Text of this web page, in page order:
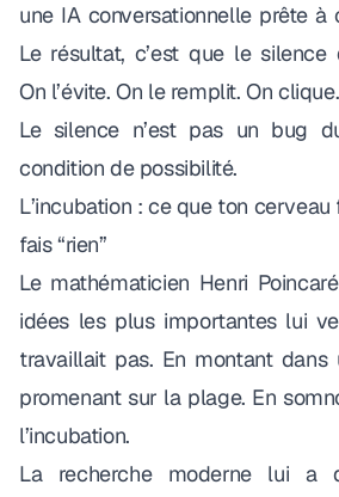
une IA conversationnelle prête à
Le résultat, c’est que le silence
On l’évite. On le remplit. On clique.
Le silence n’est pas un bug
condition de possibilité.
L’incubation : ce que ton
fais “rien”
Le mathématicien Henri Poincaré
idées les plus importantes lui
travaillait pas. En montant dans
promenant sur la plage. En
l’incubation.
La recherche moderne lui a